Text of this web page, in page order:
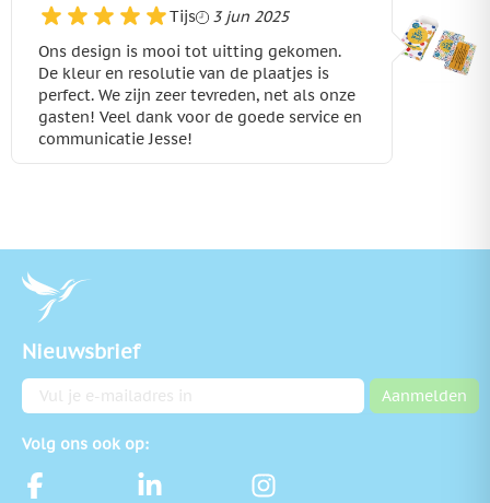
Tijs
3 juni 2025
3 jun 2025
Ons design is mooi tot uitting gekomen.
De kleur en resolutie van de plaatjes is
perfect. We zijn zeer tevreden, net als onze
gasten! Veel dank voor de goede service en
communicatie Jesse!
Nieuwsbrief
E-mailadres Aanmelden
Volg ons ook op: